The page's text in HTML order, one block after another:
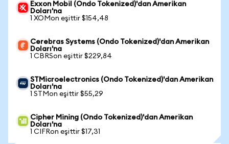
Exxon Mobil (Ondo Tokenized)'dan Amerikan
Doları'na
1 XOMon eşittir $154,48
Cerebras Systems (Ondo Tokenized)'dan Amerikan
Doları'na
1 CBRSon eşittir $229,84
STMicroelectronics (Ondo Tokenized)'dan Amerikan
Doları'na
1 STMon eşittir $55,29
Cipher Mining (Ondo Tokenized)'dan Amerikan
Doları'na
1 CIFRon eşittir $17,31